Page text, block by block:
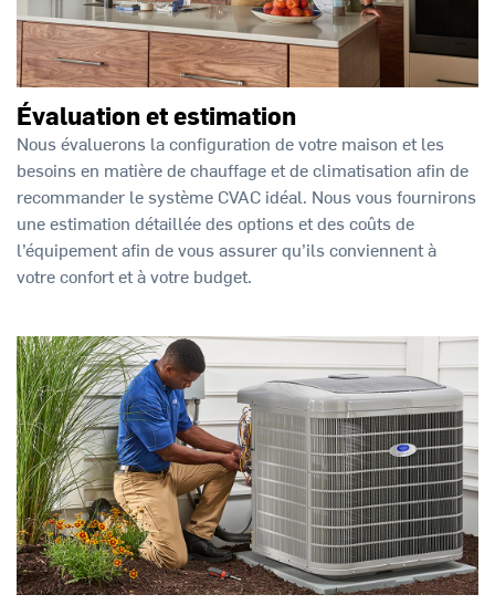
Évaluation et estimation
Nous évaluerons la configuration de votre maison et les
besoins en matière de chauffage et de climatisation afin de
recommander le système CVAC idéal. Nous vous fournirons
une estimation détaillée des options et des coûts de
l’équipement afin de vous assurer qu’ils conviennent à
votre confort et à votre budget.